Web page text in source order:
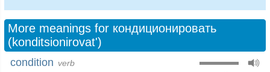
More meanings for кондиционировать
(konditsionirovat')
condition verb